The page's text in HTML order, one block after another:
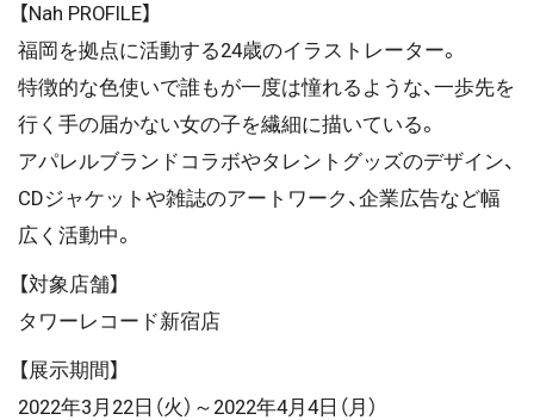
【Nah PROFILE】
福岡を拠点に活動する24歳のイラストレーター。
特徴的な色使いで誰もが一度は憧れるような、一歩先を
行く手の届かない女の子を繊細に描いている。
アパレルブランドコラボやタレントグッズのデザイン、
CDジャケットや雑誌のアートワーク、企業広告など幅
広く活動中。
【対象店舗】
タワーレコード新宿店
【展示期間】
2022年3月22日（火）～2022年4月4日（月）